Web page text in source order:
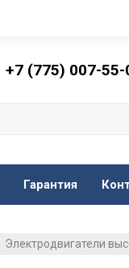
+7 (775) 007-55-
Гарантия
Электродвигатели